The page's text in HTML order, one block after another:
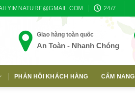
24/7
Giao hàng toàn quốc
An Toàn - Nhanh Chóng
PHẢN HỒI KHÁCH HÀNG CẨM NANG